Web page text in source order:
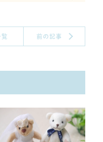
前の記事
覧